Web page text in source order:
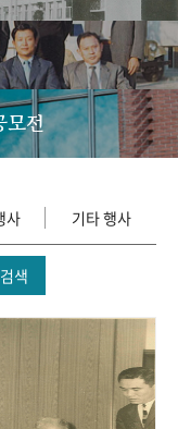
영상 기록물
모전
사 기타 행사
검색